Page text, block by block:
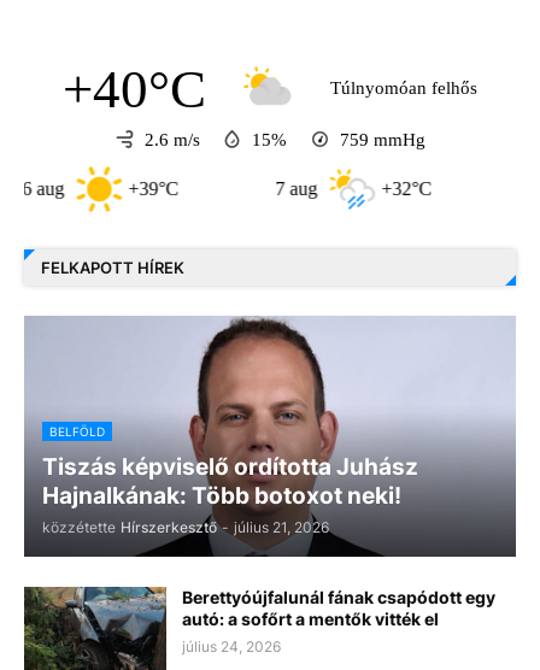
+40°C Túlnyomóan felhős
2.6 m/s 15% 759 mmHg
+39°C +32°C
FELKAPOTT HÍREK
BELFÖLD
Tiszás képviselő ordította Juhász
Hajnalkának: Több botoxot neki!
közzétette Hírszerkesztő - július 21, 2026
Berettyóújfalunál fának csapódott egy
autó: a sofőrt a mentők vitték el
július 24, 2026